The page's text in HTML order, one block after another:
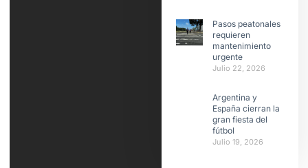
Pasos peatonales
requieren
mantenimiento
urgente
Julio 22, 2026
Argentina y
España cierran la
gran fiesta del
fútbol
Julio 19, 2026